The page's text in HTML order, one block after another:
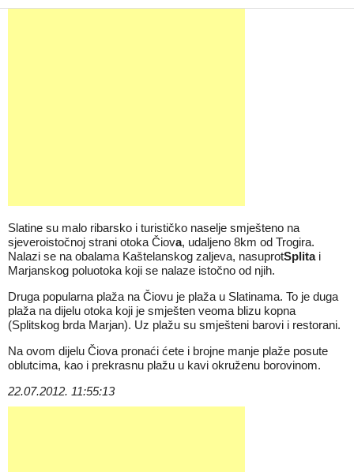
Slatine su malo ribarsko i turističko naselje smješteno na
sjeveroistočnoj strani otoka Čiova, udaljeno 8km od Trogira.
Nalazi se na obalama Kaštelanskog zaljeva, nasuprotSplita i
Marjanskog poluotoka koji se nalaze istočno od njih.
Druga popularna plaža na Čiovu je plaža u Slatinama. To je duga
plaža na dijelu otoka koji je smješten veoma blizu kopna
(Splitskog brda Marjan). Uz plažu su smješteni barovi i restorani.
Na ovom dijelu Čiova pronaći ćete i brojne manje plaže posute
oblutcima, kao i prekrasnu plažu u kavi okruženu borovinom.
22.07.2012. 11:55:13